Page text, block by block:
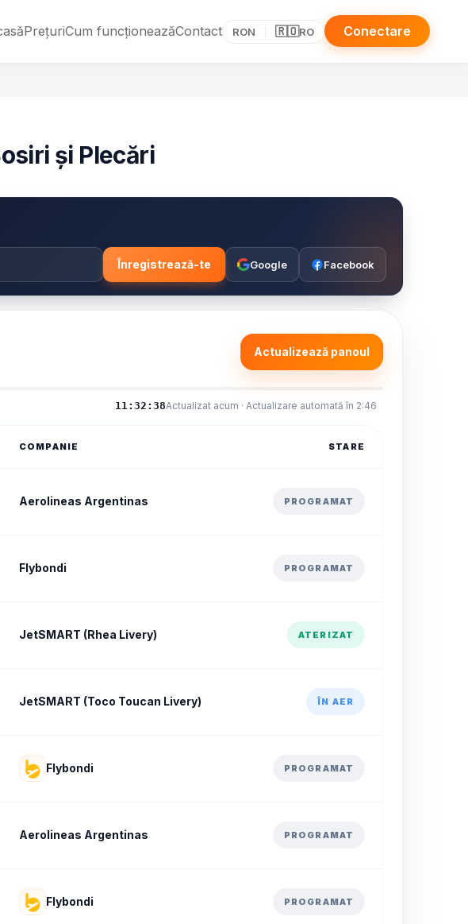
PrețuriCum funcționeazăContact RON 🇷🇴RO Conectare
și Plecări
Înregistrează-te Google Facebook
Actualizează panoul
11:32:39Actualizat acum · Actualizare automată în 2:45
COMPANIE STARE
Aerolineas Argentinas PROGRAMAT
Flybondi PROGRAMAT
JetSMART (Rhea Livery) ATERIZAT
JetSMART (Toco Toucan Livery) ÎN AER
Flybondi PROGRAMAT
Aerolineas Argentinas PROGRAMAT
Flybondi PROGRAMAT